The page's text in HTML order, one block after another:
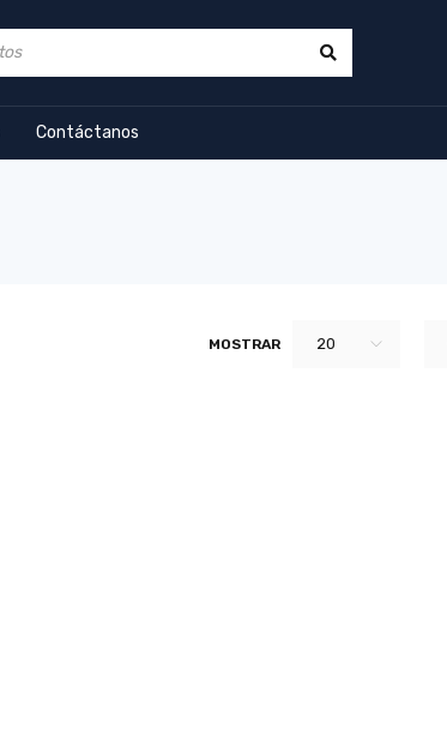
Contáctanos
MOSTRAR 20